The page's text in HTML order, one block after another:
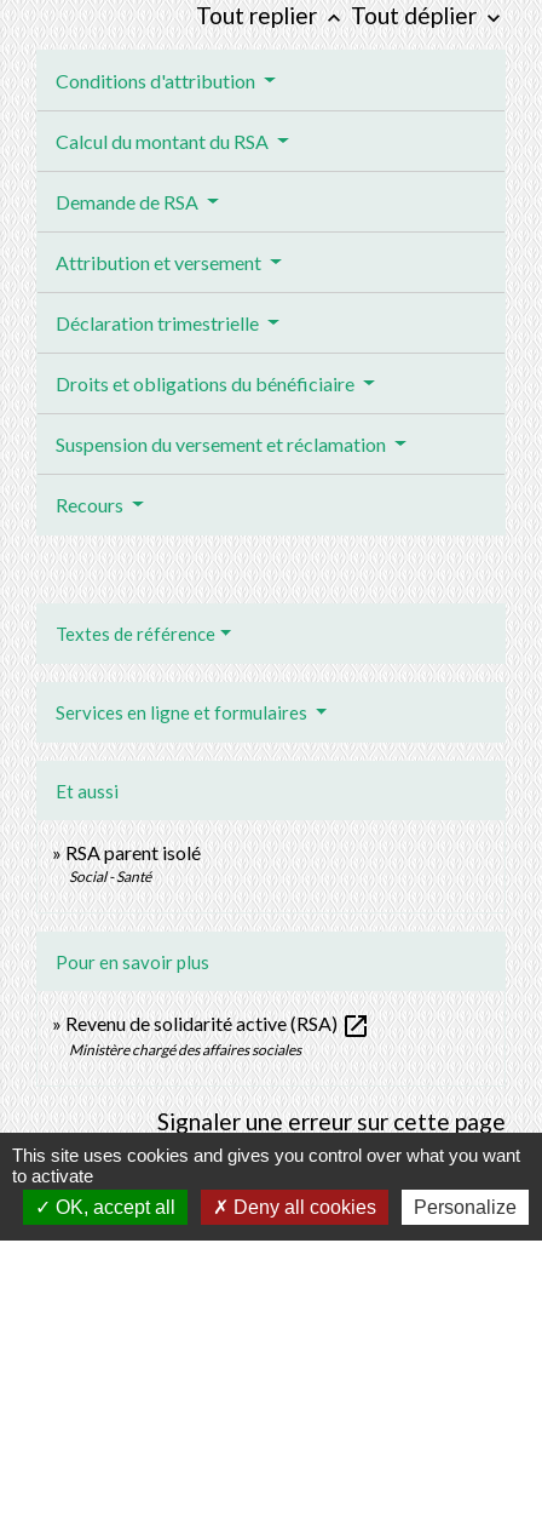
Tout replierkeyboard_arrow_up Tout déplier keyboard_arrow_down
Conditions d'attribution
Calcul du montant du RSA
Demande de RSA
Attribution et versement
Déclaration trimestrielle
Droits et obligations du bénéficiaire
Suspension du versement et réclamation
Recours
Textes de référence
Services en ligne et formulaires
Et aussi
RSA parent isolé
Social - Santé
Pour en savoir plus
Revenu de solidarité active (RSA)open_in_new
Ministère chargé des affaires sociales
Signaler une erreur sur cette page
This site uses cookies and gives you control over what you want
to activate
OK, accept all
Deny all cookies Personalize